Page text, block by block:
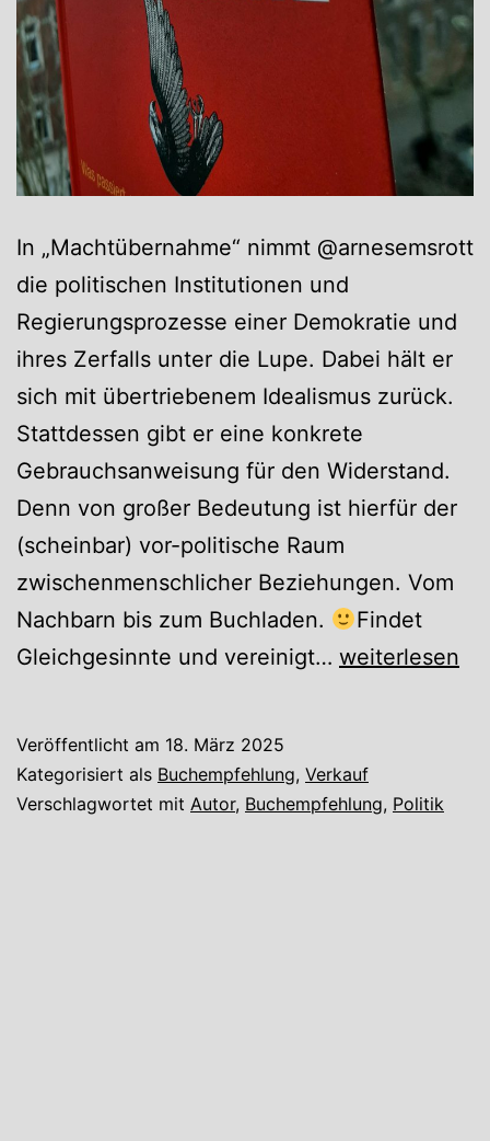
In „Machtübernahme“ nimmt @arnesemsrott
die politischen Institutionen und
Regierungsprozesse einer Demokratie und
ihres Zerfalls unter die Lupe. Dabei hält er
sich mit übertriebenem Idealismus zurück.
Stattdessen gibt er eine konkrete
Gebrauchsanweisung für den Widerstand.
Denn von großer Bedeutung ist hierfür der
(scheinbar) vor-politische Raum
zwischenmenschlicher Beziehungen. Vom
Nachbarn bis zum Buchladen.
Findet
Gleichgesinnte und vereinigt…
Semsrott
weiterlesen
Veröffentlicht am 18. März 2025
Kategorisiert als Buchempfehlung, Verkauf
Verschlagwortet mit Autor, Buchempfehlung, Politik